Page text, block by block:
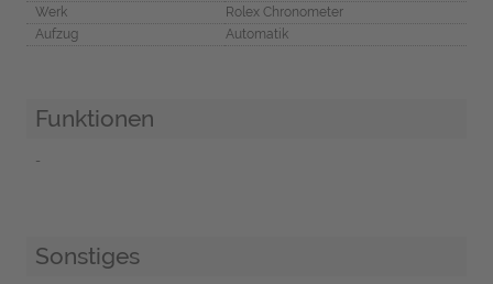
Werk
Rolex Chronometer
Aufzug
Automatik
Funktionen
-
Sonstiges